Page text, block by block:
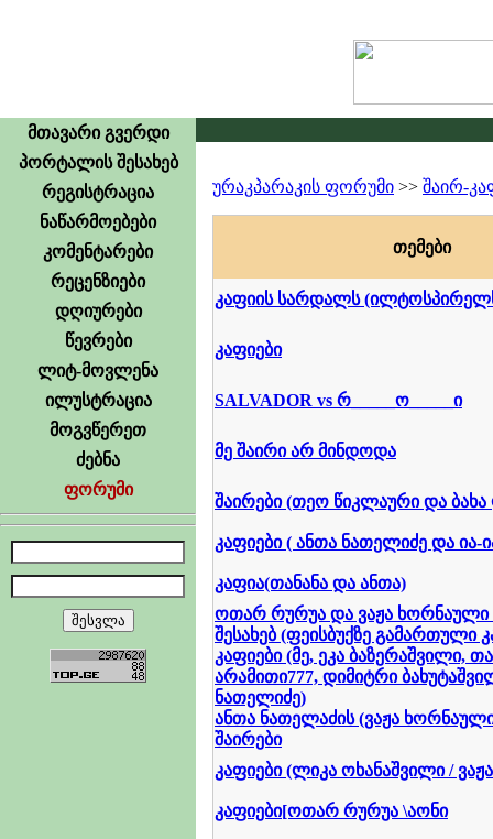
მთავარი გვერდი
პორტალის შესახებ
რეგისტრაცია
ნაწარმოებები
კომენტარები
რეცენზიები
დღიურები
წევრები
ლიტ-მოვლენა
ილუსტრაცია
მოგვწერეთ
ძებნა
ფორუმი
ურაკპარაკის ფორუმი >> შაირ-
თე­მე­ბი
კაფიის სარდალს
კაფიები
SALVADOR vs რ_____ო_____ი
მე შაირი არ მინდოდა
შაირები (თეო წიკლაური და
კაფიები ( ანთა ნათელიძე და ია-
კაფია(თანანა და ანთა)
ოთარ რურუა და ვაჟა ხორნაული
შესახებ (ფეისბუქზე გამართული
კაფიები (მე, ეკა ბაზერაშვილი,
არამითი777, დიმიტრი
ნათელიძე)
ანთა ნათელაძის (ვაჟა
შაირები
კაფიები (ლიკა ოხანაშვილი /
კაფიები[ოთარ რურუა \აონი